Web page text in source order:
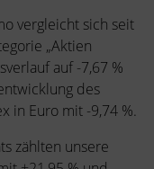
vergleicht sich seit
„Aktien
auf -7,67 %
des
in Euro mit -9,74 %.
zählten unsere